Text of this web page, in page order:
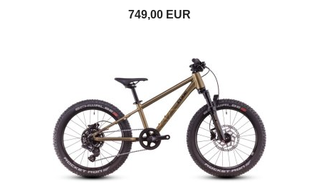
749,00 EUR